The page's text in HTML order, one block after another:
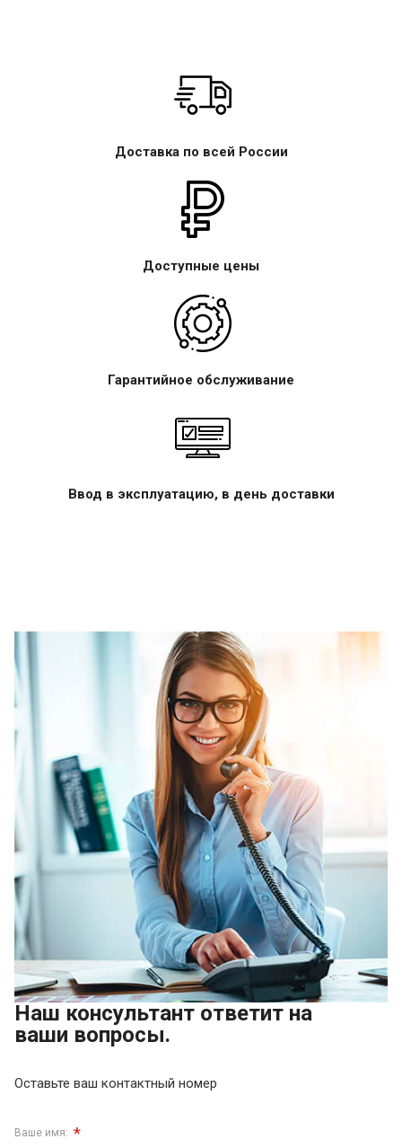
Доставка по всей России
Доступные цены
Гарантийное обслуживание
Ввод в эксплуатацию, в день доставки
Наш консультант ответит на
ваши вопросы.
Оставьте ваш контактный номер
Ваше имя: *